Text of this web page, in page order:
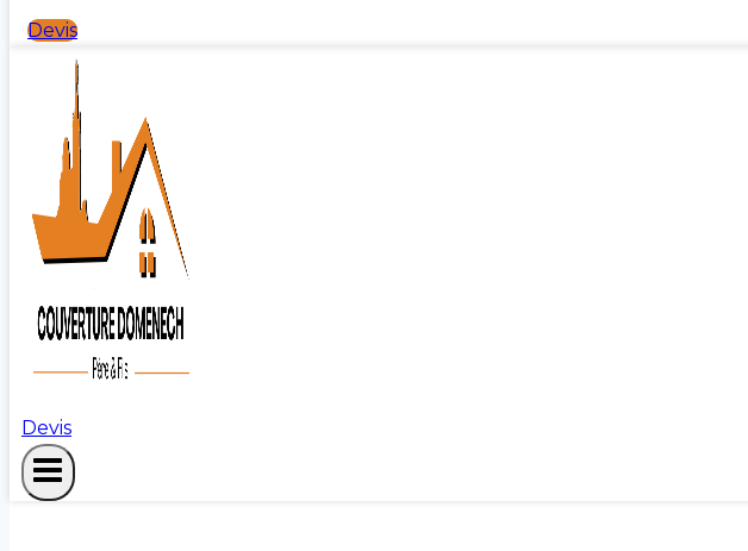
Devis
Devis